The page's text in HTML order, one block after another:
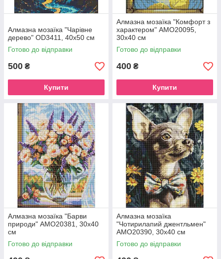
Алмазна мозаїка "Чарівне
дерево" OD3411, 40х50 см
Готово до відправки
500 ₴
Купити
Алмазна мозаїка "Комфорт з
характером" AMO20095,
30х40 см
Готово до відправки
400 ₴
Купити
Алмазна мозаїка "Барви
природи" AMO20381, 30х40
см
Готово до відправки
Алмазна мозаїка
"Чотирилапий джентльмен"
AMO20390, 30х40 см
Готово до відправки